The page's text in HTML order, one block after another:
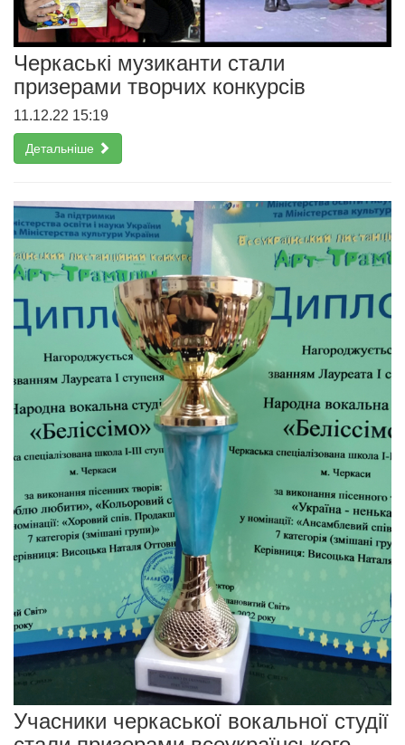
Черкаські музиканти стали
призерами творчих конкурсів
11.12.22 15:19
Детальніше
Учасники черкаської вокальної студії